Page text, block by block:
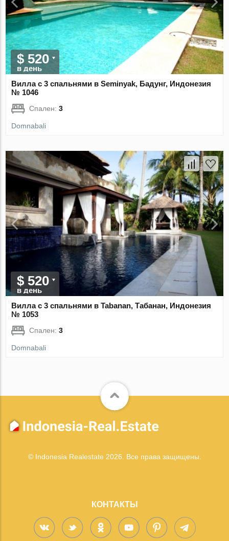
$ 520
в день
Вилла с 3 спальнями в Seminyak, Бадунг, Индонезия
№ 1046
Спален:3
Domnabali
$ 520
в день
Вилла с 3 спальнями в Tabanan, Табанан, Индонезия
№ 1053
Спален:3
Domnabali
© Indonesia Realestate 2026. Все права защищены.
КОНТАКТЫ